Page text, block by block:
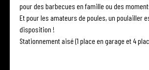
pour des barbecues en famille ou des
Et pour les amateurs de poules, un poulailler
disposition !
Stationnement aisé (1 place en garage et 4